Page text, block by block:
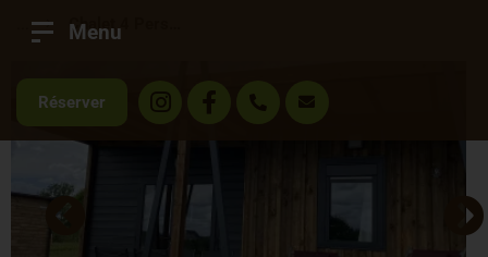
Menu
Réserver